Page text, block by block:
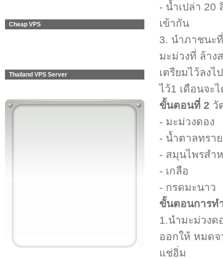
Cheap VPS
Thailand VPS Server
- น้ำเปล่า 20
เข้ากัน
3. นำภาชนะ
มะม่วงที่ ล้าง
เตรียมไว้ลง
ไว้1 เดือนจะ
ขั้นตอนที่ 2 วั
- มะม่วงดอง
- น้ำตาลทราย
- สมุนไพรสำ
- เกลือ
- กรดมะนาว
ขั้นตอนการท
1.นำมะม่วงด
ออกให้ หมดจ
แช่อิ่ม